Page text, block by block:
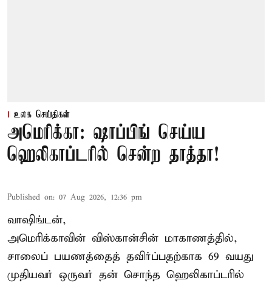
உலக செய்திகள்
அமெரிக்கா: ஷாப்பிங் செய்ய
ஹெலிகாப்டரில் சென்ற தாத்தா!
Published on: 07 Aug 2026, 12:36 pm
வாஷிங்டன்,
அமெரிக்காவின் விஸ்கான்சின் மாகாணத்தில்,
சாலைப் பயணத்தைத் தவிர்ப்பதற்காக 69 வயது
முதியவர் ஒருவர் தன் சொந்த ஹெலிகாப்டரில்